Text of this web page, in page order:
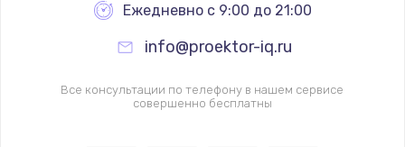
Ежедневно с 9:00 до 21:00
info@proektor-iq.ru
Все консультации по телефону в нашем сервисе
совершенно бесплатны